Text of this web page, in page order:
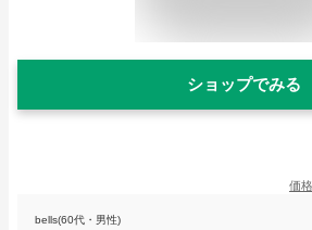
ショップでみる
価
bells(60代・男性)